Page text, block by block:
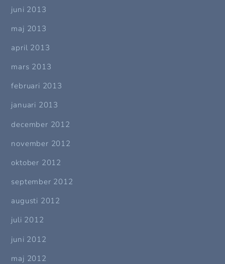
juni 2013
maj 2013
april 2013
mars 2013
februari 2013
januari 2013
december 2012
november 2012
oktober 2012
september 2012
augusti 2012
juli 2012
juni 2012
maj 2012